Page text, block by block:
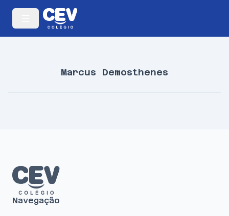
Marcus Demosthenes
Navegação